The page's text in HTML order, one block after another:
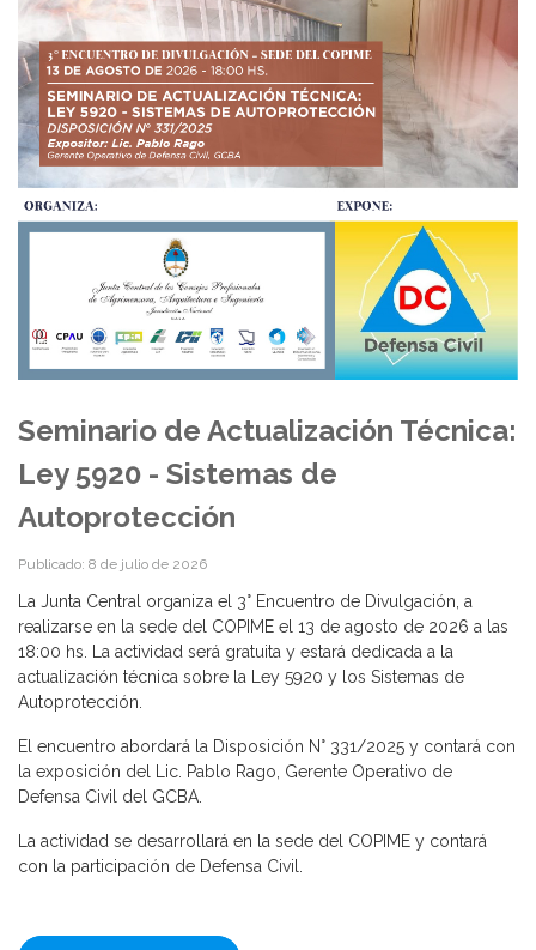
Seminario de Actualización Técnica:
Ley 5920 - Sistemas de
Autoprotección
Publicado: 8 de julio de 2026
La Junta Central organiza el 3° Encuentro de Divulgación, a
realizarse en la sede del COPIME el 13 de agosto de 2026 a las
18:00 hs. La actividad será gratuita y estará dedicada a la
actualización técnica sobre la Ley 5920 y los Sistemas de
Autoprotección.
El encuentro abordará la Disposición N° 331/2025 y contará con
la exposición del Lic. Pablo Rago, Gerente Operativo de
Defensa Civil del GCBA.
La actividad se desarrollará en la sede del COPIME y contará
con la participación de Defensa Civil.